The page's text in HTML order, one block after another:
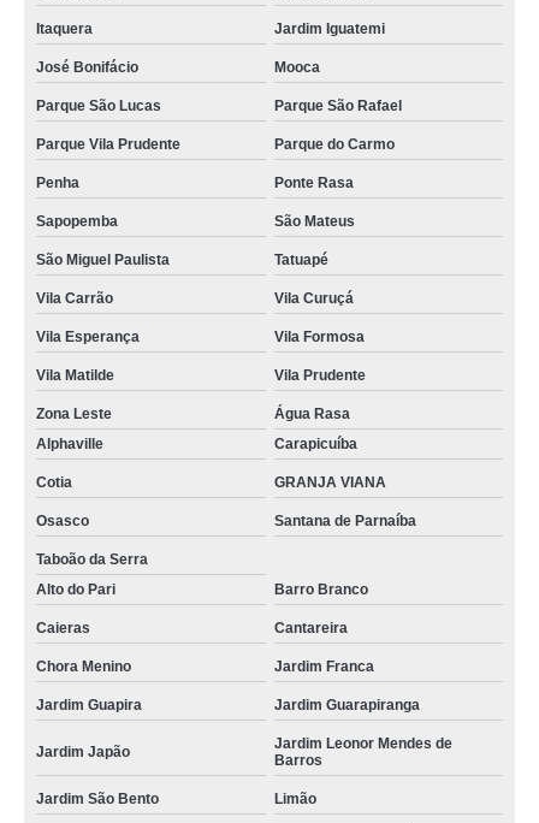
Itaquera Jardim Iguatemi
José Bonifácio Mooca
Parque São Lucas Parque São Rafael
Parque Vila Prudente Parque do Carmo
Penha Ponte Rasa
Sapopemba São Mateus
São Miguel Paulista Tatuapé
Vila Carrão Vila Curuçá
Vila Esperança Vila Formosa
Vila Matilde Vila Prudente
Zona Leste
Água Rasa
Alphaville
Carapicuíba
Cotia GRANJA VIANA
Osasco Santana de Parnaíba
Taboão da Serra
Alto do Pari
Barro Branco
Caieras Cantareira
Chora Menino Jardim Franca
Jardim Guapira Jardim Guarapiranga
Jardim Japão
Jardim Leonor Mendes de
Barros
Jardim São Bento Limão